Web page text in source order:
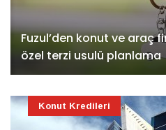
Fuzul’den konut ve araç
özel terzi usulü planlama
Konut Kredileri